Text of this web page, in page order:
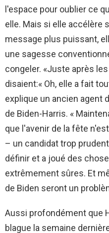
l'espace pour oublier ce
elle. Mais si elle accélère
message plus puissant,
une sagesse
congeler. «Juste après
disaient:« Oh, elle a fait
explique un ancien agent
de Biden-Harris. «
que l'avenir de la fête
– un candidat trop
définir et a joué des
extrêmement sûres. Et
de Biden seront un
Aussi profondément que
blague la semaine